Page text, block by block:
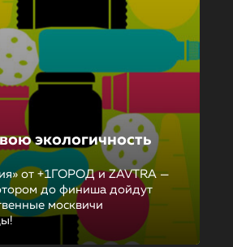
экологичность
от +1ГОРОД и ZAVTRA —
до финиша дойдут
москвичи